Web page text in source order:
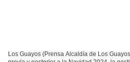
Los Guayos (Prensa Alcaldía de Los